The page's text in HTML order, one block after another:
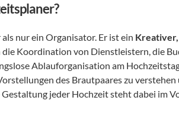
nur ein Organisator. Er ist ein
Koordination von Dienstleistern, die
Ablauforganisation am
des Brautpaares zu
jeder Hochzeit steht dabei im